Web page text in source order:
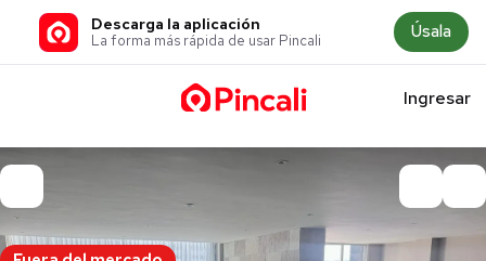
Descarga la aplicación
La forma más rápida de usar Pincali Úsala
Ingresar